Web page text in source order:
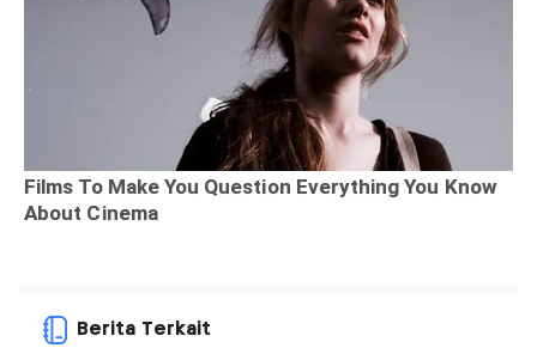
Berita Terkait